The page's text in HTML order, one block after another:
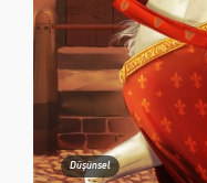
Düşünsel